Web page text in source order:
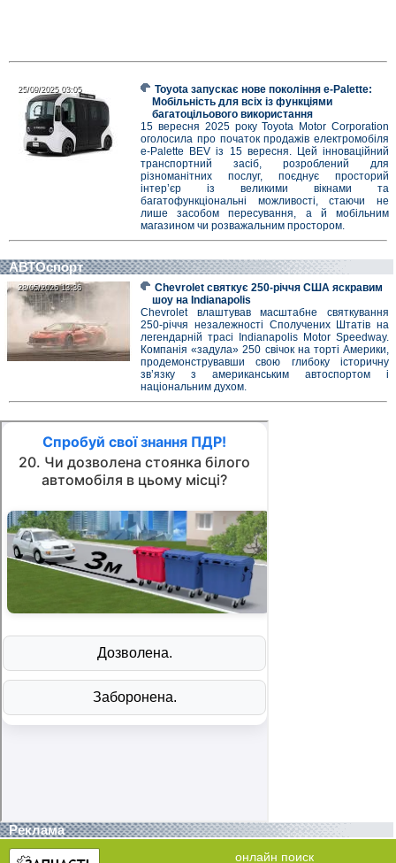
25/09/2025 03:05
25/09/2025 03:05
Toyota запускає нове покоління e-Palette:
Мобільність для всіх із функціями
багатоцільового використання
15 вересня 2025 року Toyota Motor Corporation
оголосила про початок продажів електромобіля
e-Palette BEV із 15 вересня. Цей інноваційний
транспортний засіб, розроблений для
різноманітних послуг, поєднує просторий
інтер’єр із великими вікнами та
багатофункціональні можливості, стаючи не
лише засобом пересування, а й мобільним
магазином чи розважальним простором.
АВТОспорт
28/05/2026 13:36
28/05/2026 13:36
Chevrolet святкує 250-річчя США яскравим
шоу на Indianapolis
Chevrolet влаштував масштабне святкування
250-річчя незалежності Сполучених Штатів на
легендарній трасі Indianapolis Motor Speedway.
Компанія «задула» 250 свічок на торті Америки,
продемонструвавши свою глибоку історичну
зв’язку з американським автоспортом і
національним духом.
Реклама
онлайн поиск